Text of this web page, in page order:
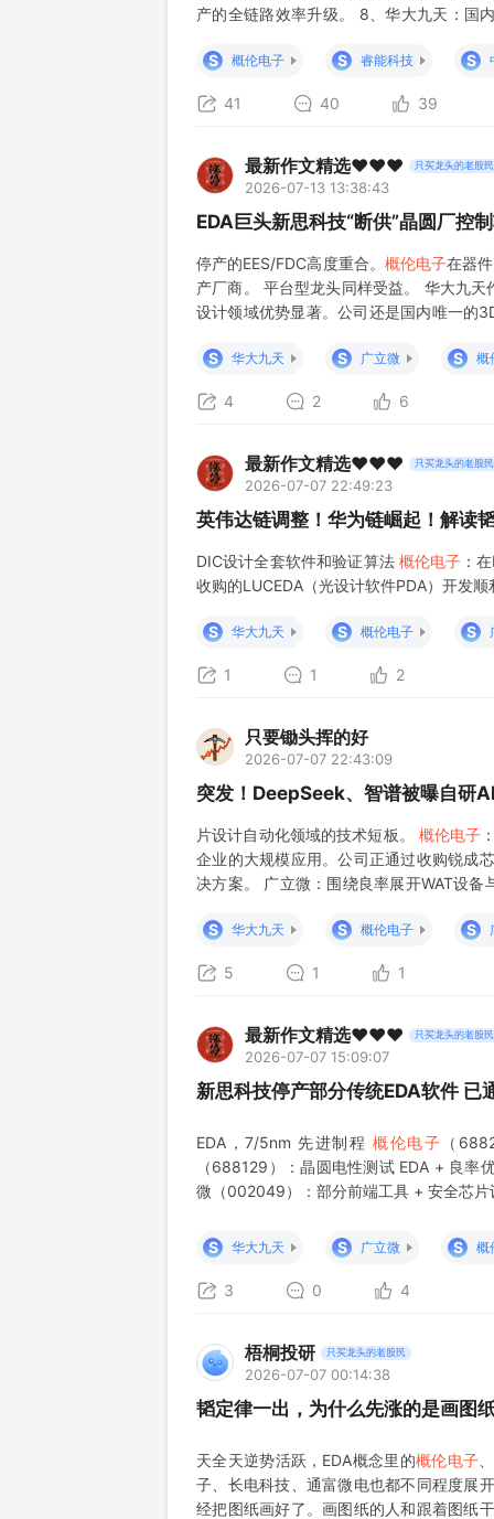
产的全链路效率升级。 8、华大九天：国
S
概伦电子 S 睿能科技 S
41 40 39
最新作文精选❤️❤️❤️ 只买龙头的老股民
2026-07-13 13:38:43
EDA巨头新思科技“断供”晶圆厂控
停产的EES/FDC高度重合。 概伦电子在器
产厂商。 平台型龙头同样受益。 华大九
设计领域优势显著。公司还是国内唯一的
S
华大九天 S 广立微 S 概
4 2 6
最新作文精选❤️❤️❤️ 只买龙头的老股民
2026-07-07 22:49:23
英伟达链调整！华为链崛起！解读
DIC设计全套软件和验证算法 概伦电子 ：
收购的LUCEDA（光设计软件PDA）开发顺
S 华大九天 S 概伦电子 S
1 1 2
只要锄头挥的好
2026-07-07 22:43:09
突发！DeepSeek、智谱被曝自研
片设计自动化领域的技术短板。 概伦电子
企业的大规模应用。公司正通过收购锐成
决方案。 广立微：围绕良率展开WAT设
S
华大九天 S 概伦电子 S
5 1 1
最新作文精选❤️❤️❤️ 只买龙头的老股民
2026-07-07 15:09:07
新思科技停产部分传统EDA软件 已
EDA，7/5nm 先进制程 概伦电子 （
（688129）：晶圆电性测试 EDA + 良率
微（002049）：部分前端工具 + 安全芯片
S 华大九天 S 广立微 S 概
3 0 4
梧桐投研 只买龙头的老股民
2026-07-07 00:14:38
韬定律一出，为什么先涨的是画图
天全天逆势活跃，EDA概念里的概伦电子
子、长电科技、通富微电也都不同程度展
经把图纸画好了。画图纸的人和跟着图纸